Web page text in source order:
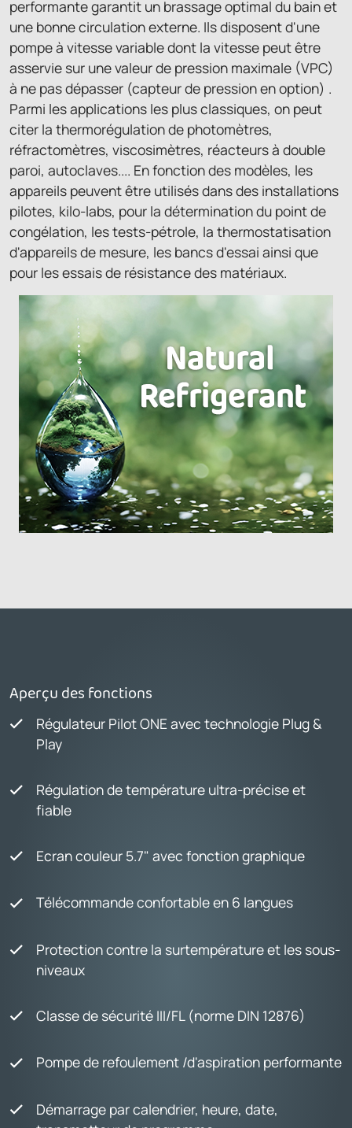
performante garantit un brassage optimal du bain et
une bonne circulation externe. Ils disposent d'une
pompe à vitesse variable dont la vitesse peut être
asservie sur une valeur de pression maximale (VPC)
à ne pas dépasser (capteur de pression en option) .
Parmi les applications les plus classiques, on peut
citer la thermorégulation de photomètres,
réfractomètres, viscosimètres, réacteurs à double
paroi, autoclaves.... En fonction des modèles, les
appareils peuvent être utilisés dans des installations
pilotes, kilo-labs, pour la détermination du point de
congélation, les tests-pétrole, la thermostatisation
d'appareils de mesure, les bancs d'essai ainsi que
pour les essais de résistance des matériaux.
Aperçu des fonctions
Régulateur Pilot ONE avec technologie Plug &
Play
Régulation de température ultra-précise et
fiable
Ecran couleur 5.7" avec fonction graphique
Télécommande confortable en 6 langues
Protection contre la surtempérature et les sous-
niveaux
Classe de sécurité III/FL (norme DIN 12876)
Pompe de refoulement /d'aspiration performante
Démarrage par calendrier, heure, date,